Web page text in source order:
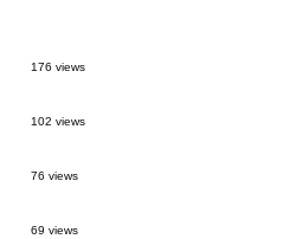
176 views
102 views
76 views
69 views